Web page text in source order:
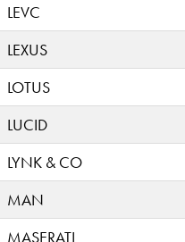
LEVC
LEXUS
LOTUS
LUCID
LYNK & CO
MAN
MASERATI